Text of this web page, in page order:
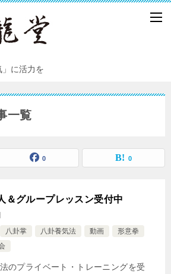
」に活力を
一覧
0 0
グループレッスン受付中
八卦掌 八卦養気法 動画
形意拳
のプライベート・トレーニングを受